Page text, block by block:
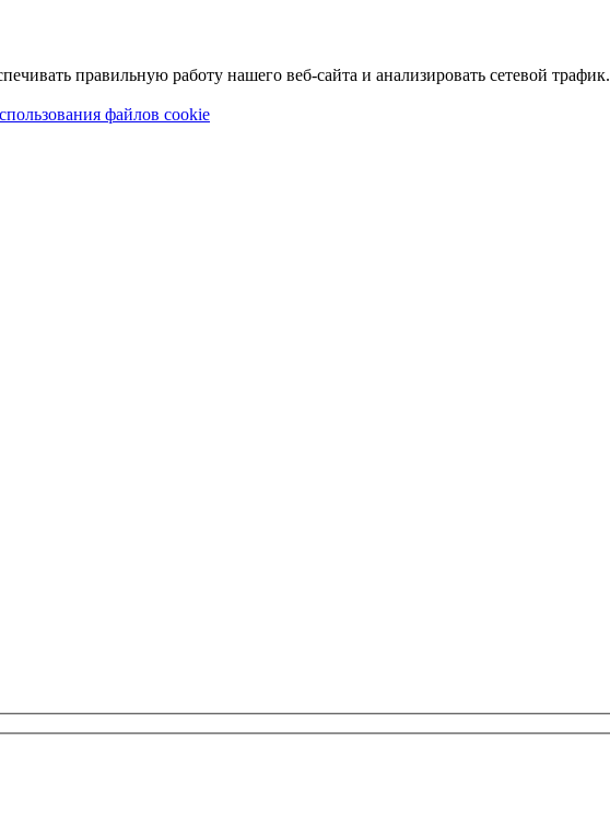
правильную работу нашего веб-сайта и анализировать сетевой трафик.
файлов cookie